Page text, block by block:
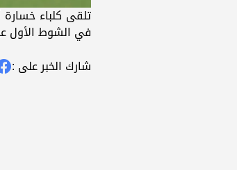
تلقى كلباء
في الشوط الأول
شارك الخبر على :